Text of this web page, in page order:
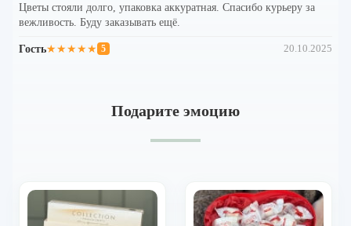
Цветы стояли долго, упаковка аккуратная. Спасибо курьеру за
вежливость. Буду заказывать ещё.
Гость★★★★★ 5 20.10.2025
Подарите эмоцию